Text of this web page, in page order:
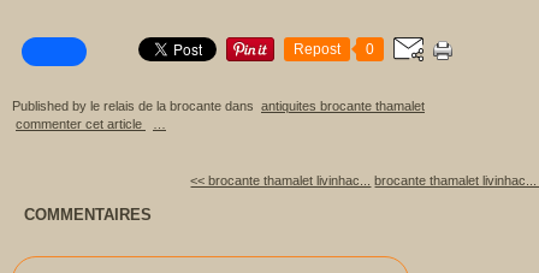
Repost 0
Published by le relais de la brocante dans antiquites brocante thamalet
commenter cet article
<< brocante thamalet livinhac... brocante thamalet livinhac...
COMMENTAIRES